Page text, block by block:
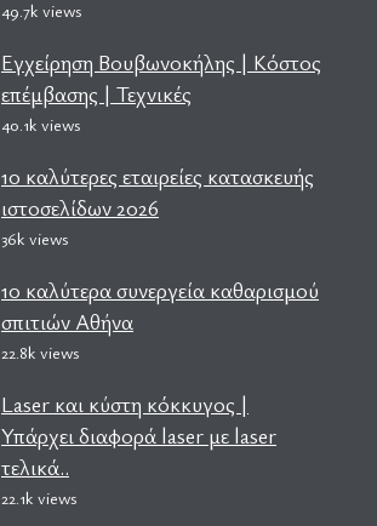
49.7k views
Εγχείρηση Βουβωνοκήλης | Κόστος
επέμβασης | Τεχνικές
40.1k views
10 καλύτερες εταιρείες κατασκευής
ιστοσελίδων 2026
36k views
10 καλύτερα συνεργεία καθαρισμού
σπιτιών Αθήνα
22.8k views
Laser και κύστη κόκκυγος |
Υπάρχει διαφορά laser με laser
τελικά..
22.1k views